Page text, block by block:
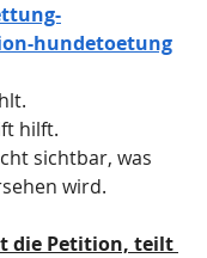
hundetoetung
hilft.
sichtbar, was
wird.
die Petition, teilt